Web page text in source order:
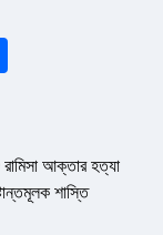
আক্তার হত্যা
শাস্তি